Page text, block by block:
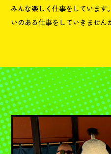
みんな楽しく仕事をしていま
いのある仕事をしていきません